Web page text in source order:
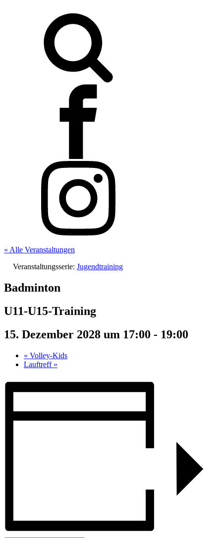
« Alle Veranstaltungen
Veranstaltungsserie: Jugendtraining
Badminton
U11-U15-Training
15. Dezember 2028 um 17:00 - 19:00
« Volley-Kids
Lauftreff »